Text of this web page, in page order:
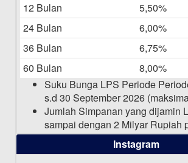
Daftar Pemenang Undian
Bulan April 2025
15-04-2025
Pengumuman Nama
12 Bulan
5,50%
24 Bulan
6,00%
36 Bulan
6,75%
60 Bulan
8,00%
Suku Bunga LPS Periode
s.d 30 September 2026
Jumlah Simpanan yang dijamin
sampai dengan 2 Milyar Rupiah
dalam satu bankInstagram